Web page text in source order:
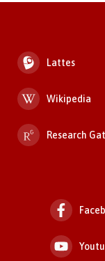
Lattes
Wikipedia
Research